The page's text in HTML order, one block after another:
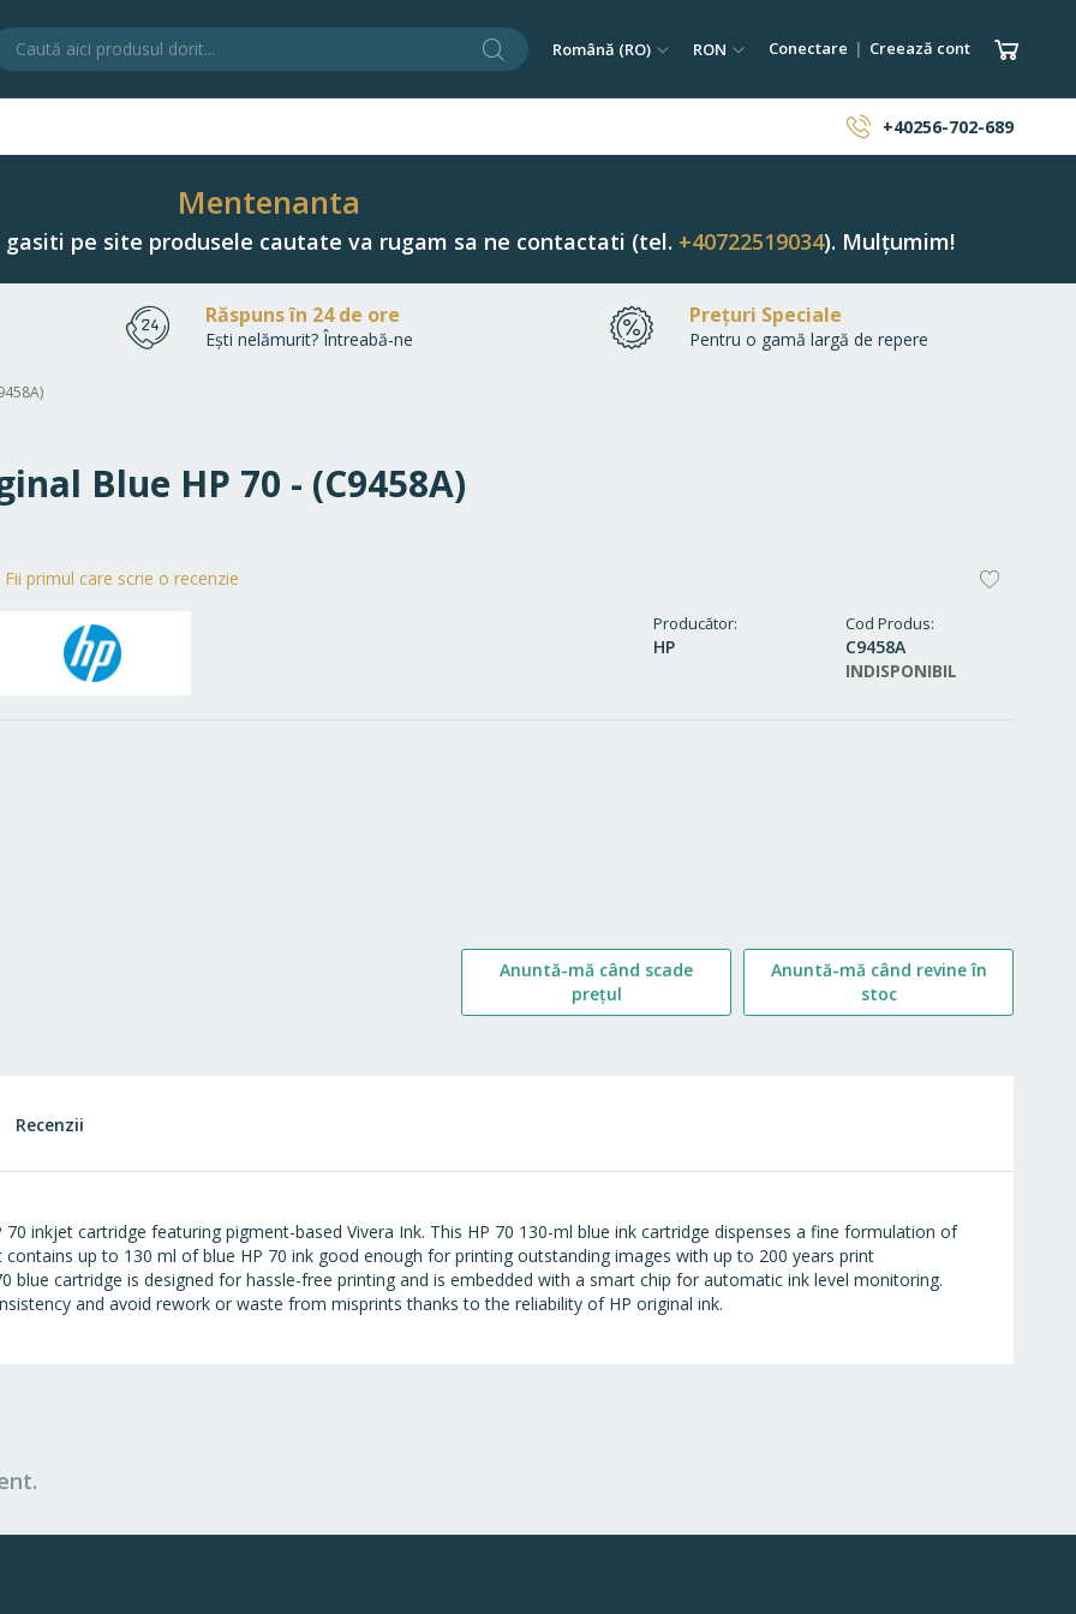
CăutareLimba
Română (RO) Monedă
RON Conectare Creează cont Coșul
+40256-702-689
Mentenanta
pe site produsele cautate va rugam sa ne contactati (tel. +40722519034). Mulțumim!
Răspuns în 24 de ore
Ești nelămurit? Întreabă-ne
Prețuri Speciale
Pentru o gamă largă de repere
Blue HP 70 - (C9458A)
Producător
HP
Cod Produs
C9458A
INDISPONIBIL
Fii primul care scrie o recenzie
Anuntă-mă când scade
prețul
Anuntă-mă când revine în
stoc
inkjet cartridge featuring pigment-based Vivera Ink. This HP 70 130-ml blue ink cartridge dispenses a fine formulation of
up to 130 ml of blue HP 70 ink good enough for printing outstanding images with up to 200 years print
blue cartridge is designed for hassle-free printing and is embedded with a smart chip for automatic ink level monitoring.
and avoid rework or waste from misprints thanks to the reliability of HP original ink.
Recenzii